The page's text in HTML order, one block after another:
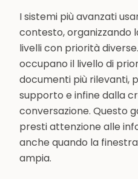
I sistemi più avanzati
contesto, organizzando
livelli con priorità
occupano il livello di
documenti più rilevanti,
supporto e infine dalla
conversazione. Questo
presti attenzione alle
anche quando la
ampia.